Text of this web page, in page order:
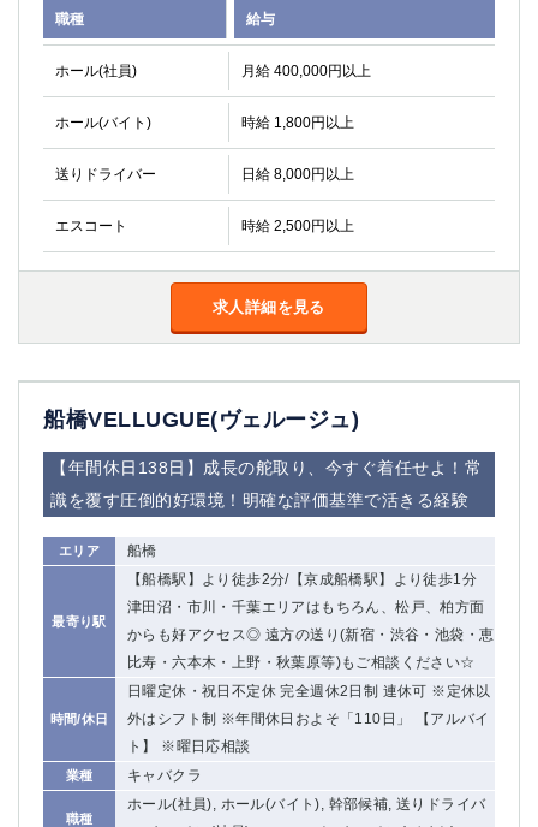
職種 給与
ホール(社員) 月給 400,000円以上
ホール(バイト) 時給 1,800円以上
送りドライバー 日給 8,000円以上
エスコート 時給 2,500円以上
求人詳細を見る
船橋VELLUGUE(ヴェルージュ)
【年間休日138日】成長の舵取り、今すぐ着任せよ！常
識を覆す圧倒的好環境！明確な評価基準で活きる経験
エリア 船橋
最寄り駅
【船橋駅】より徒歩2分/【京成船橋駅】より徒歩1分
津田沼・市川・千葉エリアはもちろん、松戸、柏方面
からも好アクセス◎ 遠方の送り(新宿・渋谷・池袋・恵
比寿・六本木・上野・秋葉原等)もご相談ください☆
時間/休日
日曜定休・祝日不定休 完全週休2日制 連休可 ※定休以
外はシフト制 ※年間休日およそ「110日」 【アルバイ
ト】 ※曜日応相談
業種 キャバクラ
職種
ホール(社員), ホール(バイト), 幹部候補, 送りドライバ